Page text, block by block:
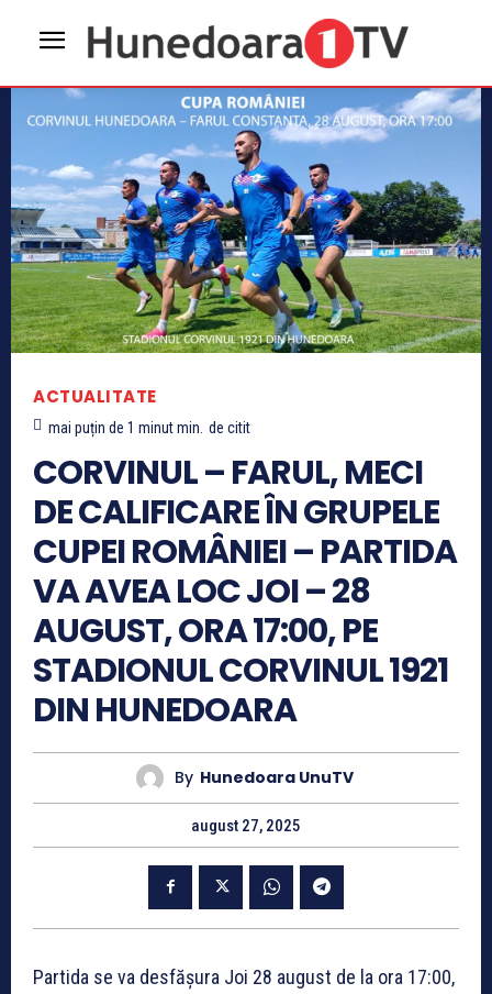
ACTUALITATE
mai puțin de 1 minutmin. de citit
CORVINUL – FARUL, MECI
DE CALIFICARE ÎN GRUPELE
CUPEI ROMÂNIEI – PARTIDA
VA AVEA LOC JOI – 28
AUGUST, ORA 17:00, PE
STADIONUL CORVINUL 1921
DIN HUNEDOARA
By Hunedoara UnuTV
august 27, 2025
Partida se va desfășura Joi 28 august de la ora 17:00,